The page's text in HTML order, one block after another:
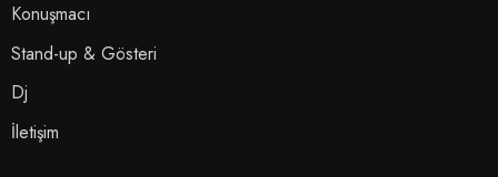
Konuşmacı
Stand-up & Gösteri
Dj
İletişim